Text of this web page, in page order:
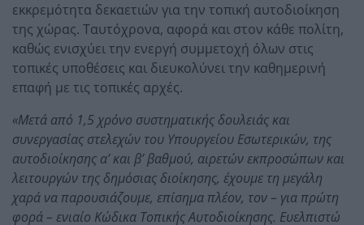
εκκρεμότητα δεκαετιών για την τοπική αυτοδιοίκηση
της χώρας. Ταυτόχρονα, αφορά και στον κάθε πολίτη,
καθώς ενισχύει την ενεργή συμμετοχή όλων στις
τοπικές υποθέσεις και διευκολύνει την καθημερινή
επαφή με τις τοπικές αρχές.
«Μετά από 1,5 χρόνο συστηματικής δουλειάς και
συνεργασίας στελεχών του Υπουργείου Εσωτερικών, της
αυτοδιοίκησης α’ και β’ βαθμού, αιρετών εκπροσώπων και
λειτουργών της δημόσιας διοίκησης, έχουμε τη μεγάλη
χαρά να παρουσιάζουμε, επίσημα πλέον, τον – για πρώτη
φορά – ενιαίο Κώδικα Τοπικής Αυτοδιοίκησης. Ευελπιστώ